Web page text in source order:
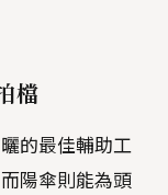
檔
的最佳輔助工
陽傘則能為頭